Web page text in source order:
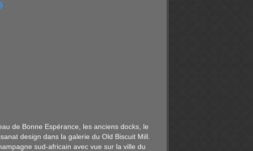
de Bonne Espérance, les anciens docks, le
design dans la galerie du Old Biscuit Mill.
sud-africain avec vue sur la ville du